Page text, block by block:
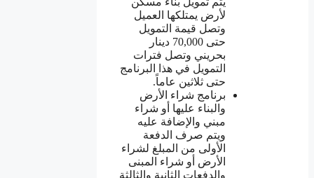
لأرض يمتلكها العميل
وتصل قيمة التمويل
حتى 70,000 دينار
بحريني وتصل فترات
التمويل في هذا البرنامج
حتى ثلاثين عاماً.
برنامج شراء الأرض
والبناء عليها أو شراء
مبني والإضافة عليه
ويتم صرف الدفعة
الأولى من المبلغ لشراء
الأرض أو شراء المبنى
والدفعات الثانية والثالثة